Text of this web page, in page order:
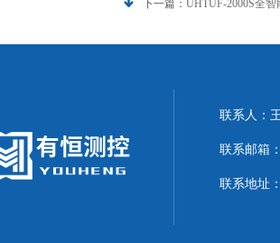
下一篇： UHTUF-2000S全
联系人：
联系邮箱
联系地址